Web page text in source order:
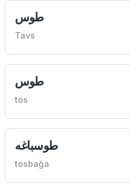
طوس
Tavs
طوس
tos
طوسباغه
tosbağa